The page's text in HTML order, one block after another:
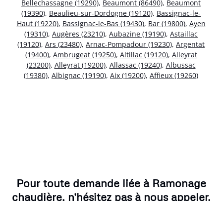
Bellechassagne (19290), Beaumont (86490), Beaumont
(19390), Beaulieu-sur-Dordogne (19120), Bassignac-le-
Haut (19220), Bassignac-le-Bas (19430), Bar (19800), Ayen
(19310), Augères (23210), Aubazine (19190), Astaillac
(19120), Ars (23480), Arnac-Pompadour (19230), Argentat
(19400), Ambrugeat (19250), Altillac (19120), Alleyrat
(23200), Alleyrat (19200), Allassac (19240), Albussac
(19380), Albignac (19190), Aix (19200), Affieux (19260)
Pour toute demande liée à Ramonage
chaudière, n'hésitez pas à nous appeler.